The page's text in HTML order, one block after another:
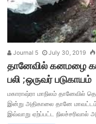
Journal 5 July 30, 2019
தானேவில் கனமழை
பலி ;ஒருவர் படுகாயம்
மகாராஷ்ரா மாநிலம் தானேவில்
இன்று அதிகாலை தானே மாவட்டம்
இவ்வாறு ஏற்ப்பட்ட நிலச்சரிவால்